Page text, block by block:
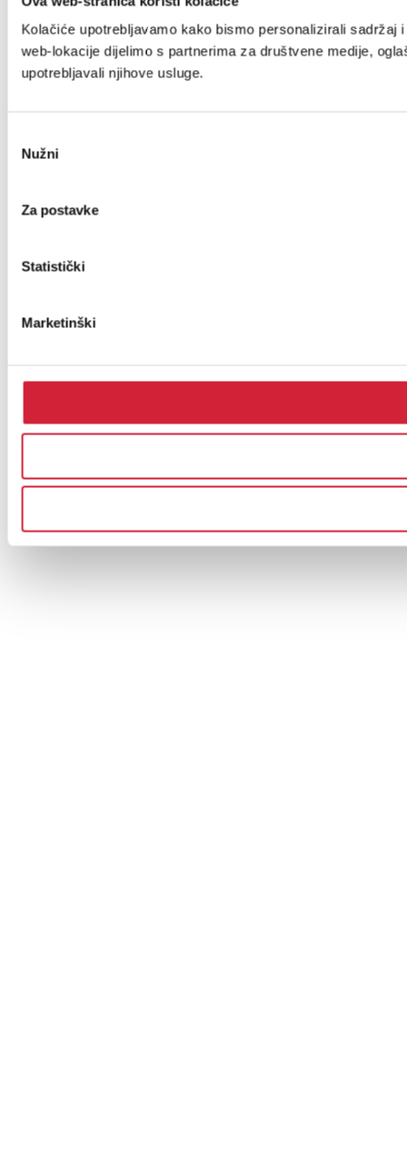
Kolačiće upotrebljavamo kako bismo personalizirali
web-lokacije dijelimo s partnerima za društvene medije,
upotrebljavali njihove usluge.
pristanka
Nužni
Za postavke
Statistički
Marketinški